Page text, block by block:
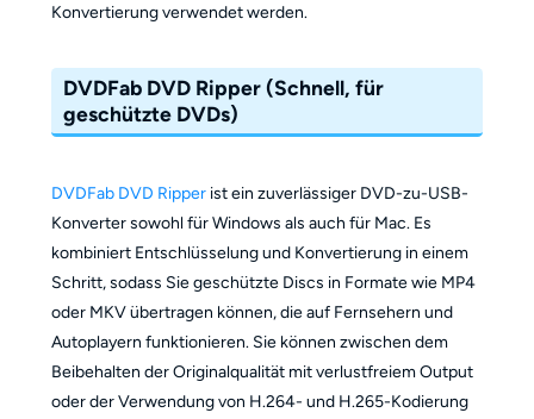
Konvertierung verwendet werden.
DVDFab DVD Ripper (Schnell, für
geschützte DVDs)
DVDFab DVD Ripperist ein zuverlässiger DVD-zu-USB-
Konverter sowohl für Windows als auch für Mac. Es
kombiniert Entschlüsselung und Konvertierung in einem
Schritt, sodass Sie geschützte Discs in Formate wie MP4
oder MKV übertragen können, die auf Fernsehern und
Autoplayern funktionieren. Sie können zwischen dem
Beibehalten der Originalqualität mit verlustfreiem Output
oder der Verwendung von H.264- und H.265-Kodierung